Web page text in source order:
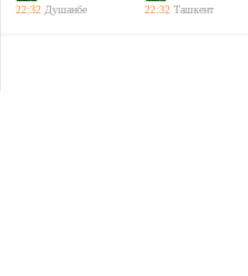
22:32 Душанбе
22:32 Ташкент